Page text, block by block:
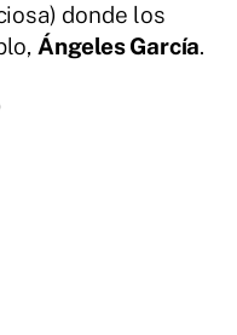
donde los
Ángeles García.